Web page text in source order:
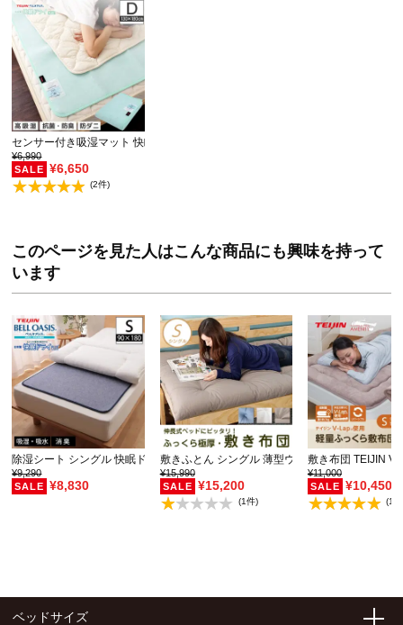
センサー付き吸湿マット 快眠ドライプラス TEIJIN…
¥6,990
¥6,650
(2件)
このページを見た人はこんな商品にも興味を持って
います
除湿シート シングル 快眠ドライPlusプレミアム 高…
¥9,290
¥8,830
敷きふとん シングル 薄型ウレタンマットを内蔵
¥15,990
¥15,200
(1件)
敷き布団 TEIJIN
¥11,000
¥10,450
(1
ベッドサイズ